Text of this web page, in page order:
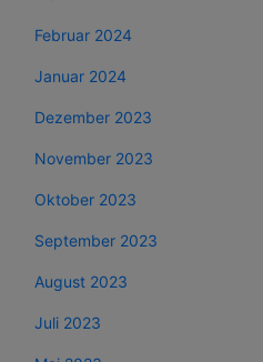
Februar 2024
Januar 2024
Dezember 2023
November 2023
Oktober 2023
September 2023
August 2023
Juli 2023